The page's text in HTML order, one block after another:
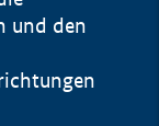
und den